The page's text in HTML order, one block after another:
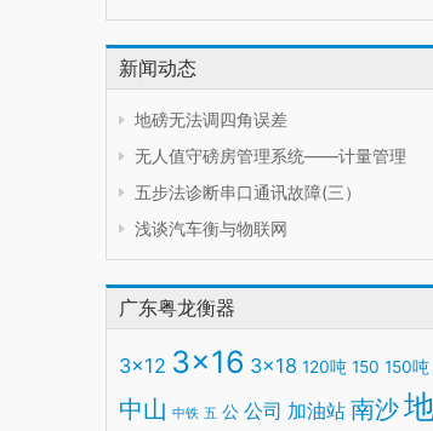
新闻动态
地磅无法调四角误差
无人值守磅房管理系统——计量管理
五步法诊断串口通讯故障(三）
浅谈汽车衡与物联网
广东粤龙衡器
3x12 3x16 3x18 120吨 150 150吨
中山 中铁 五 公 公司 加油站 南沙